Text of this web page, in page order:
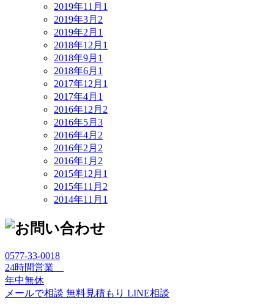
2019年11月 1
2019年3月 2
2019年2月 1
2018年12月 1
2018年9月 1
2018年6月 1
2017年12月 1
2017年4月 1
2016年12月 2
2016年5月 3
2016年4月 2
2016年2月 2
2016年1月 2
2015年12月 1
2015年11月 2
2014年11月 1
0577-33-0018
24時間営業
年中無休
メールで相談 無料見積もり LINE相談